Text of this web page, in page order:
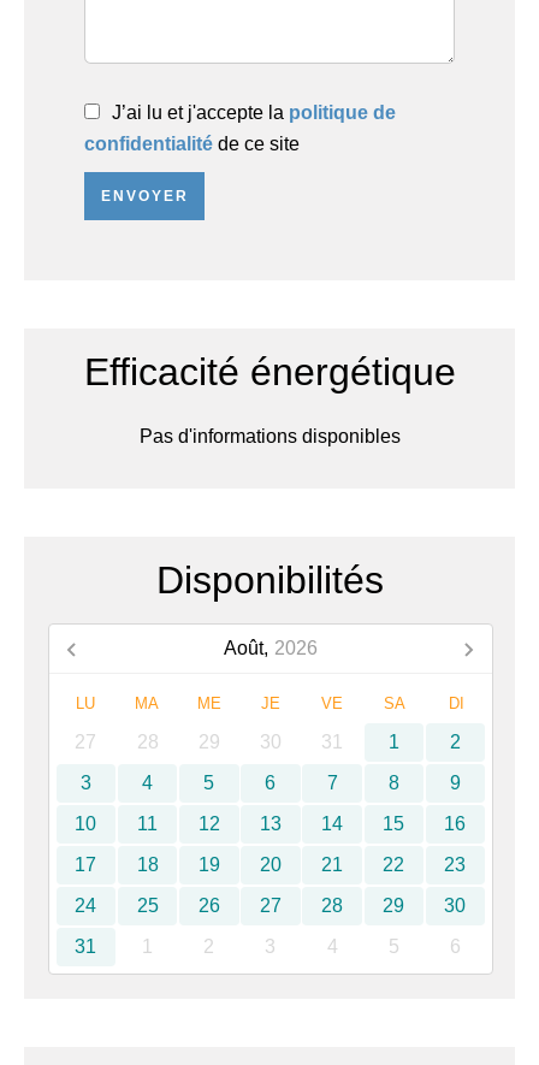
J’ai lu et j'accepte la politique de
confidentialité de ce site
ENVOYER
Efficacité énergétique
Pas d'informations disponibles
Disponibilités
Août, 2026
LU MA ME JE VE SA DI
27 28 29 30 31 1
2
3
4 5 6 7 8
9
10
11 12 13 14 15
16
17
18 19 20 21 22
23
24
25 26 27 28 29
30
31
1 2 3 4 5 6